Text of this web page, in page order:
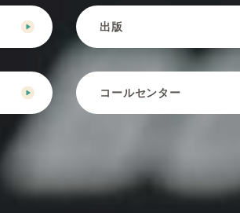
出版
コールセンター